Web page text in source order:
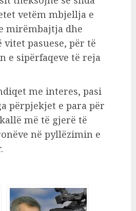
vetëm mbjellja e
mirëmbajtja dhe
pasuese, për të
e sipërfaqeve të reja
me interes, pasi
përpjekjet e para për
më të gjerë të
në pyllëzimin e